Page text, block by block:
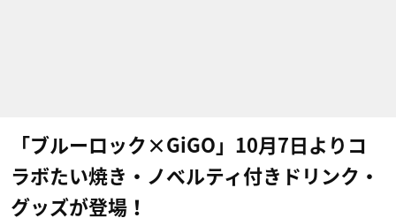
「ブルーロック×GiGO」10月7日よりコ
ラボたい焼き・ノベルティ付きドリンク・
グッズが登場！